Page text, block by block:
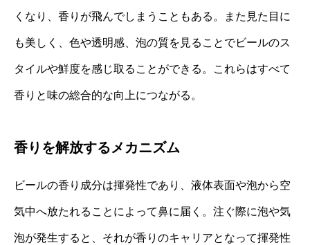
くなり、香りが飛んでしまうこともある。また見た目に
も美しく、色や透明感、泡の質を見ることでビールのス
タイルや鮮度を感じ取ることができる。これらはすべて
香りと味の総合的な向上につながる。
香りを解放するメカニズム
ビールの香り成分は揮発性であり、液体表面や泡から空
気中へ放たれることによって鼻に届く。注ぐ際に泡や気
泡が発生すると、それが香りのキャリアとなって揮発性